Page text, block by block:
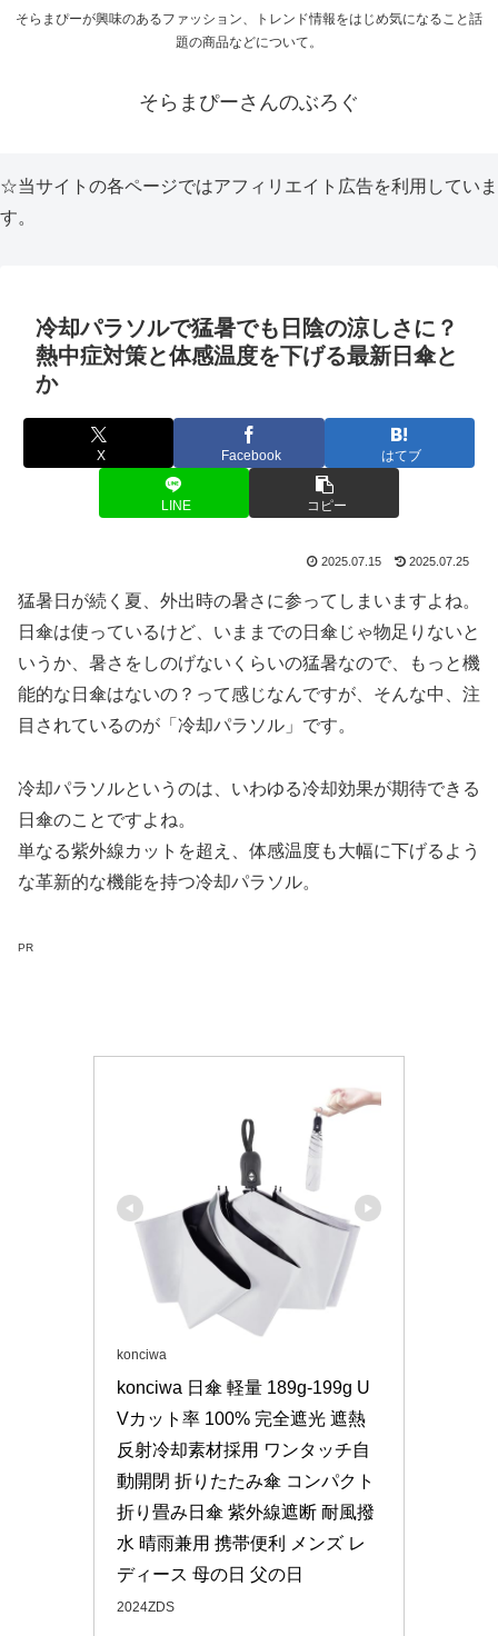
そらまぴーが興味のあるファッション、トレンド情報をはじめ気になること話
題の商品などについて。
そらまぴーさんのぶろぐ
☆当サイトの各ページではアフィリエイト広告を利用していま
す。
冷却パラソルで猛暑でも日陰の涼しさに？
熱中症対策と体感温度を下げる最新日傘と
か
X Facebook はてブ
LINE コピー
2025.07.15 2025.07.25
猛暑日が続く夏、外出時の暑さに参ってしまいますよね。
日傘は使っているけど、いままでの日傘じゃ物足りないと
いうか、暑さをしのげないくらいの猛暑なので、もっと機
能的な日傘はないの？って感じなんですが、そんな中、注
目されているのが「冷却パラソル」です。
冷却パラソルというのは、いわゆる冷却効果が期待できる
日傘のことですよね。
単なる紫外線カットを超え、体感温度も大幅に下げるよう
な革新的な機能を持つ冷却パラソル。
PR
konciwa
konciwa 日傘 軽量 189g-199g U
Vカット率 100% 完全遮光 遮熱
反射冷却素材採用 ワンタッチ自
動開閉 折りたたみ傘 コンパクト
折り畳み日傘 紫外線遮断 耐風撥
水 晴雨兼用 携帯便利 メンズ レ
ディース 母の日 父の日
2024ZDS